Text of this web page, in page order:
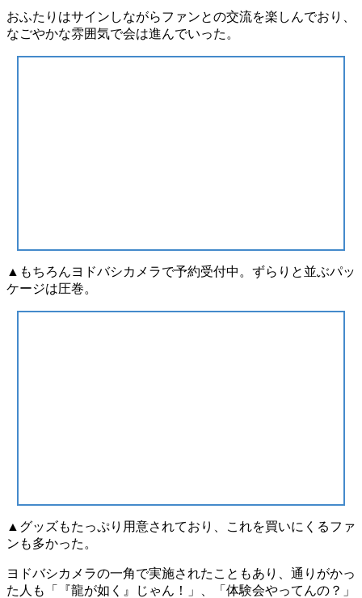
おふたりはサインしながらファンとの交流を楽しんでおり、
なごやかな雰囲気で会は進んでいった。
▲もちろんヨドバシカメラで予約受付中。ずらりと並ぶパッ
ケージは圧巻。
▲グッズもたっぷり用意されており、これを買いにくるファ
ンも多かった。
ヨドバシカメラの一角で実施されたこともあり、通りがかっ
た人も
「『龍が如く』じゃん！」 「体験会やってんの？」